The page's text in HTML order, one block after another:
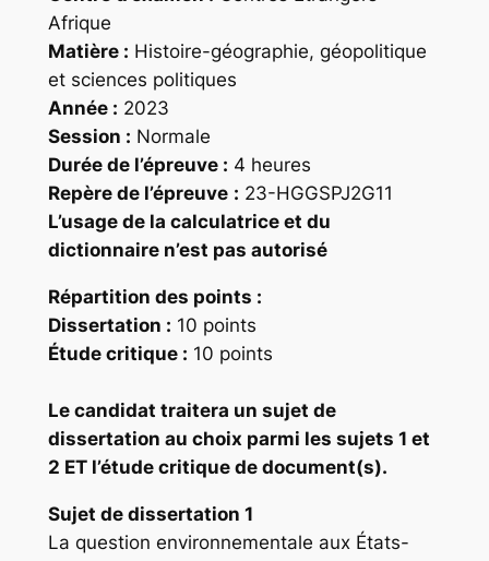
Afrique
Matière : Histoire-géographie, géopolitique
et sciences politiques
Année : 2023
Session : Normale
Durée de l’épreuve : 4 heures
Repère de l’épreuve : 23-HGGSPJ2G11
L’usage de la calculatrice et du
dictionnaire n’est pas autorisé
Répartition des points :
Dissertation : 10 points
Étude critique : 10 points
Le candidat traitera un sujet de
dissertation au choix parmi les sujets 1 et
2 ET l’étude critique de document(s).
Sujet de dissertation 1
La question environnementale aux États-